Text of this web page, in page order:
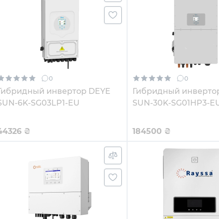
0
инвертор DEYE
6K-SG03LP1-EU
₴
0
Гибридный
SUN-30K-SG01HP3-
184500 ₴